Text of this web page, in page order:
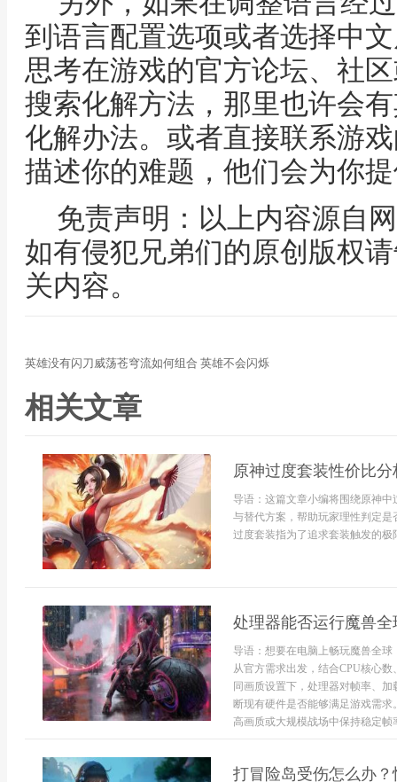
到语言配置选项或者选择中
思考在游戏的官方论坛、社
搜索化解方法，那里也许会
化解办法。或者直接联系游
描述你的难题，他们会为你
免责声明：以上内容源自
如有侵犯兄弟们的原创版权
关内容。
英雄没有闪刀威荡苍穹流如何组合 英雄不会闪烁
相关文章
原神过度套装性价比分
导语：这篇文章小编将围绕原神
与替代方案，帮助玩家理性判定
过度套装指为了追求套装触发的极
处理器能否运行魔兽
导语：想要在电脑上畅玩魔兽全
从官方需求出发，结合CPU核心
同画质设置下，处理器对帧率、
断现有硬件是否能够满足游戏需
高画质或大规模战场中保持稳定帧
打冒险岛受伤怎么办